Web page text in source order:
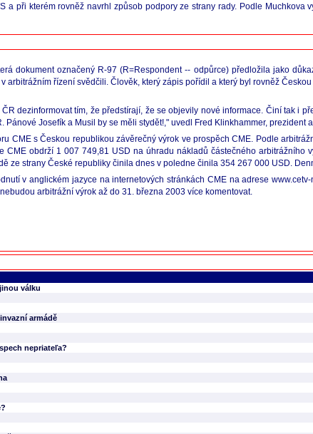
a při kterém rovněž navrhl způsob podpory ze strany rady. Podle
dokument označený R-97 (R=Respondent -- odpůrce) předložila jako
arbitrážním řízení svědčili. Člověk, který zápis pořídil a který byl rovněž
dezinformovat tím, že předstírají, že se objevily nové informace. Činí tak i
Josefík a Musil by se měli stydět!," uvedl Fred Klinkhammer, prezident
CME s Českou republikou závěrečný výrok ve prospěch CME. Podle
obdrží 1 007 749,81 USD na úhradu nákladů částečného
ze strany České republiky činila dnes v poledne činila 354 267 000 USD.
v anglickém jazyce na internetových stránkách CME na adrese
arbitrážní výrok až do 31. března 2003 více komentovat.
válku
armádě
nepriateľa?